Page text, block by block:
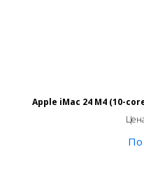
Apple iMac 24 M4 (10-